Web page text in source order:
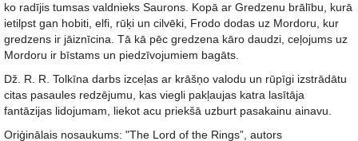
ko radījis tumsas valdnieks Saurons. Kopā ar Gredzenu brālību, kurā
ietilpst gan hobiti, elfi, rūķi un cilvēki, Frodo dodas uz Mordoru, kur
gredzens ir jāiznīcina. Tā kā pēc gredzena kāro daudzi, ceļojums uz
Mordoru ir bīstams un piedzīvojumiem bagāts.
Dž. R. R. Tolkīna darbs izceļas ar krāšņo valodu un rūpīgi izstrādātu
citas pasaules redzējumu, kas viegli pakļaujas katra lasītāja
fantāzijas lidojumam, liekot acu priekšā uzburt pasakainu ainavu.
Oriģinālais nosaukums: "The Lord of the Rings”, autors